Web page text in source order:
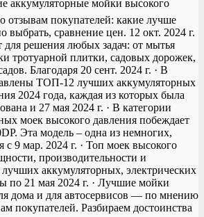
аккумуляторные мойки высокого
отзывам покупателей: какие лучше
выбрать, сравнение цен. 12 окт. 2024 г.
для решения любых задач: от мытья
тротуарной плитки, садовых дорожек,
Благодаря 20 сент. 2024 г. · В
ТОП-12 лучших аккумуляторных
2024 года, каждая из которых была
и 27 мая 2024 г. · В категории
моек высокого давления побеждает
Эта модель – одна из немногих,
с 9 мар. 2024 г. · Топ моек высокого
производительности и
аккумуляторных, электрических
по 21 мая 2024 г. · Лучшие мойки
дома и для автосервисов — по мнению
покупателей. Разбираем достоинства